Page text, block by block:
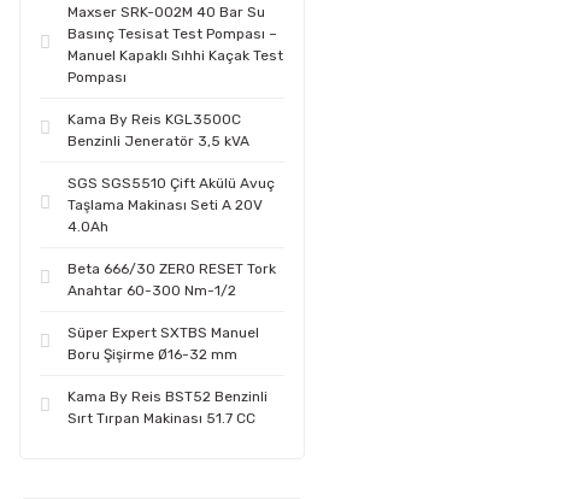
Maxser SRK-002M 40 Bar Su
Basınç Tesisat Test Pompası –
Manuel Kapaklı Sıhhi Kaçak Test
Pompası
Kama By Reis KGL3500C
Benzinli Jeneratör 3,5 kVA
SGS SGS5510 Çift Akülü Avuç
Taşlama Makinası Seti A 20V
4.0Ah
Beta 666/30 ZERO RESET Tork
Anahtar 60-300 Nm-1/2
Süper Expert SXTBS Manuel
Boru Şişirme Ø16-32 mm
Kama By Reis BST52 Benzinli
Sırt Tırpan Makinası 51.7 CC